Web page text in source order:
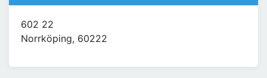
602 22
Norrköping, 60222